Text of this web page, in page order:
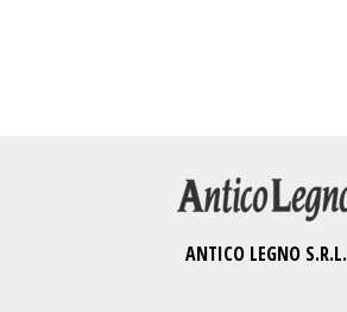
ANTICO LEGNO S.R.L.